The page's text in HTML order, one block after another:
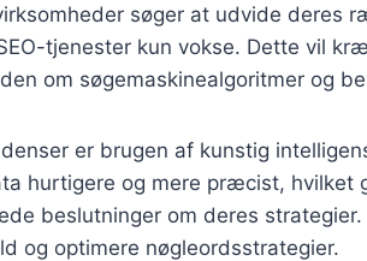
søger at udvide deres
tjenester kun vokse. Dette vil
om søgemaskinealgoritmer og
er brugen af kunstig
hurtigere og mere præcist, hvilket
beslutninger om deres strategier.
og optimere nøgleordsstrategier.